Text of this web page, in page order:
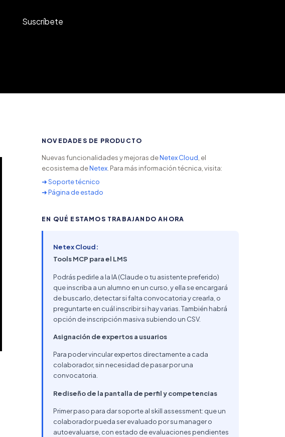
Suscríbete
NOVEDADES DE PRODUCTO
Nuevas funcionalidades y mejoras deNetex Cloud , el
ecosistema deNetex . Para más información técnica, visita:
➜ Soporte técnico
➜ Página de estado
EN QUÉ ESTAMOS TRABAJANDO AHORA
Netex Cloud:
Tools MCP para el LMS
Podrás pedirle a la IA (Claude o tu asistente preferido)
que inscriba a un alumno en un curso, y ella se encargará
de buscarlo, detectar si falta convocatoria y crearla, o
preguntarte en cuál inscribir si hay varias. También habrá
opción de inscripción masiva subiendo un CSV.
Asignación de expertos a usuarios
Para poder vincular expertos directamente a cada
colaborador, sin necesidad de pasar por una
convocatoria.
Rediseño de la pantalla de perfil y competencias
Primer paso para dar soporte al skill assessment: que un
colaborador pueda ser evaluado por su manager o
autoevaluarse, con estado de evaluaciones pendientes